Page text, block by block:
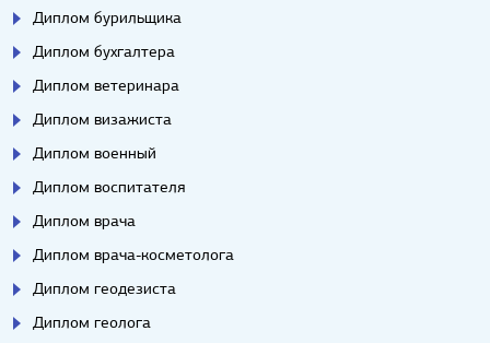
Диплом бурильщика
Диплом бухгалтера
Диплом ветеринара
Диплом визажиста
Диплом военный
Диплом воспитателя
Диплом врача
Диплом врача-косметолога
Диплом геодезиста
Диплом геолога